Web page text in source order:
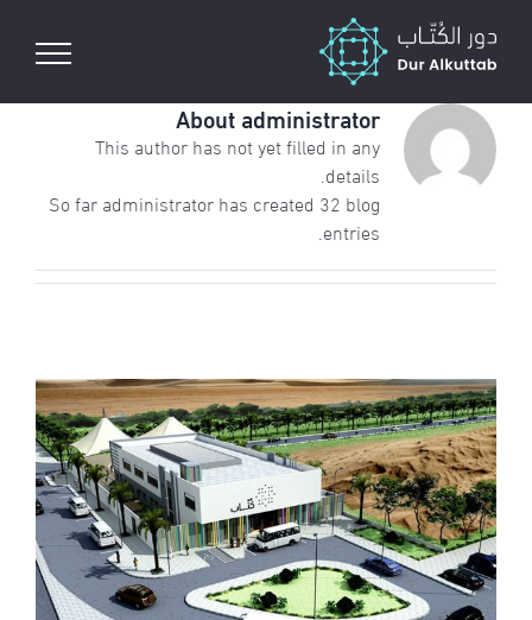
content
About administrator
This author has not yet filled in any
details.
So far administrator has created 32 blog
entries.